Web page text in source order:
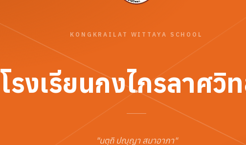
KONGKRAILAT WITTAYA SCHOOL
โรงเรียนกงไกรลาศวิ
"นตฺถิ ปญฺญา สมาอาภา"